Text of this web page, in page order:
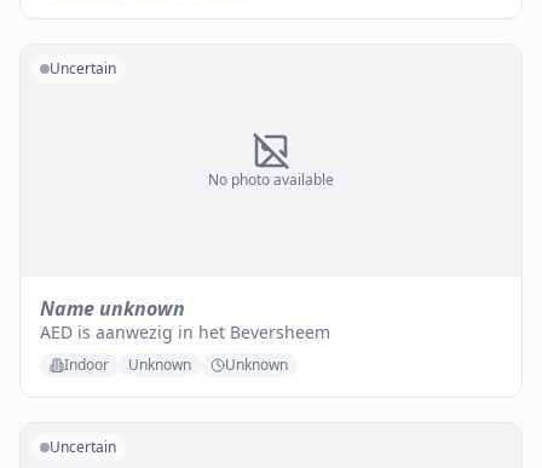
No photo available
Uncertain
Name unknown
AED is aanwezig in het Beversheem
Indoor Unknown Unknown
Uncertain